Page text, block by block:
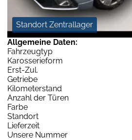
Standort Zentrallager
Allgemeine Daten:
Fahrzeugtyp
Karosserieform
Erst-Zul.
Getriebe
Kilometerstand
Anzahl der Türen
Farbe
Standort
Lieferzeit
Unsere Nummer